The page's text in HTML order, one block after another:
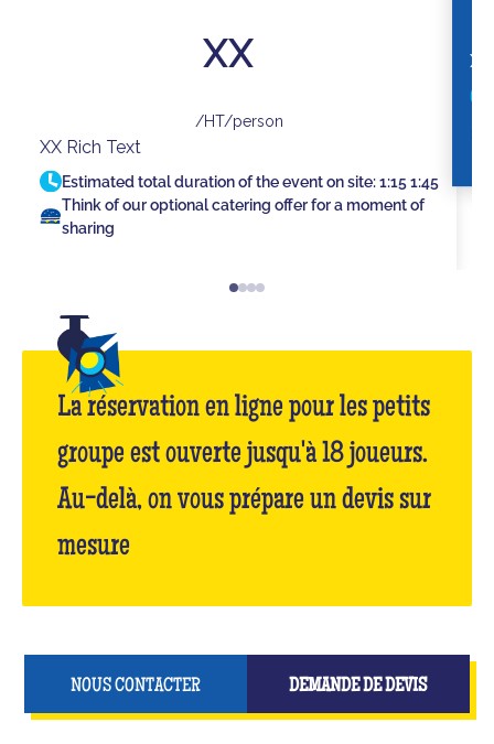
XX
/HT/person
XX Rich Text
Estimated total duration of the event on site:1:151:45
Think of our optional catering offer for a moment of
sharing
La réservation en ligne pour les petits
groupe est ouverte jusqu'à 18 joueurs.
Au-delà, on vous prépare un devis sur
mesure
NOUS CONTACTER DEMANDE DE DEVIS